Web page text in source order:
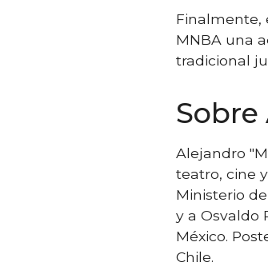
Finalmente,
MNBA una
tradicional
Alejandro
teatro, cine
Ministerio
y a Osvaldo
México.
Chile.